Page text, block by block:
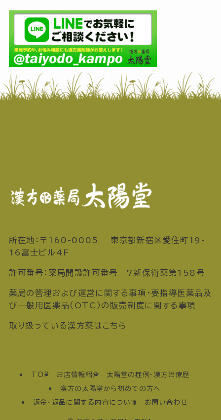
所在地：〒160-0005 東京都新宿区愛住町19-
16富士ビル4F
許可番号：薬局開設許可番号 7新保衛薬第158号
薬局の管理および運営に関する事項・要指導医薬品及
び一般用医薬品（OTC）の販売制度に関する事項
取り扱っている漢方薬はこちら
TOP お店情報紹介
太陽堂の症例・漢方治療歴
漢方の太陽堂から初めての方へ
返金・返品に関する内容について
お問い合わせ